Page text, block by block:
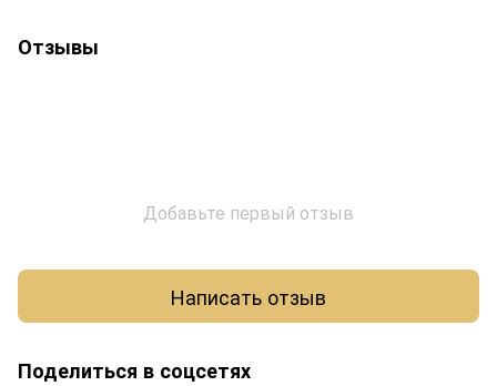
Отзывы
Добавьте первый отзыв
Написать отзыв
Поделиться в соцсетях